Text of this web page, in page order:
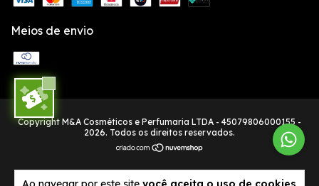
Meios de envio
Copyright M&A Cosméticos e Perfumaria LTDA - 45079806000155 -
2026. Todos os direitos reservados.